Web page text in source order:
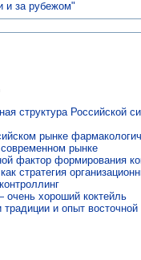
структура Российской
рынке
рынке
фактор формирования
стратегия
хороший коктейль
и опыт